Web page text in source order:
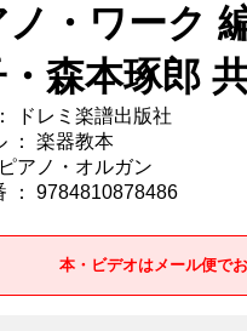
ノ・ワーク
森本琢郎
ドレミ楽譜出版社
： 楽器教本
アノ・オルガン
： 9784810878486
本・ビデオはメール便で